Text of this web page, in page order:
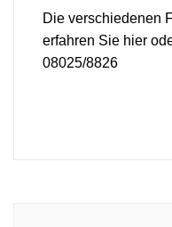
Die verschiedenen
erfahren Sie hier
08025/8826